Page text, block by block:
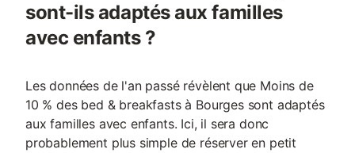
sont-ils adaptés aux familles
avec enfants ?
Les données de l'an passé révèlent que Moins de
10 % des bed & breakfasts à Bourges sont adaptés
aux familles avec enfants. Ici, il sera donc
probablement plus simple de réserver en petit